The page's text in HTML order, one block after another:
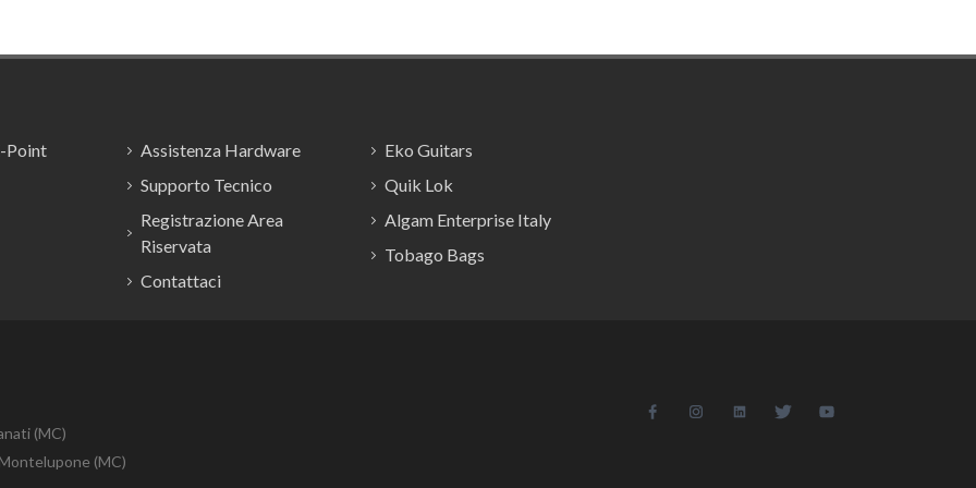
Point
Assistenza Hardware
Supporto Tecnico
Registrazione Area
Riservata
Contattaci
Eko Guitars
Quik Lok
Algam Enterprise Italy
Tobago Bags
(MC)
(MC)